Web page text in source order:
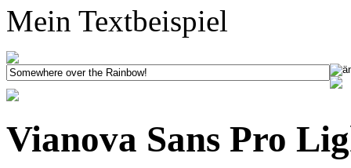
Mein Textbeispiel
Vianova Sans Pro